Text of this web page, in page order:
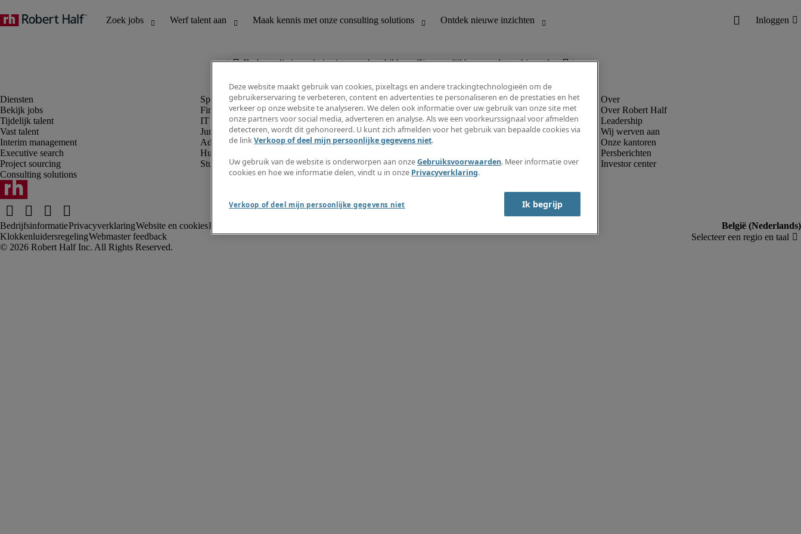
De baan die je zoekt is niet meer beschikbaar. Zie vergelijkbare resultaten hieronder.
Bekijk jobs
Tijdelijk talent
Vast talent
Interim management
Executive search
Project sourcing
Consulting solutions
Finance en boekhouding
IT en digital
Juridisch
Administratie en office support
Human resources
Student
Ontdek nieuwe inzichten
Jobomschrijvingen
Salarisgids
Timesheets
Maak een jobalert aan
Informatiecentrum
Over Robert Half
Leadership
Wij werven aan
Onze kantoren
Persberichten
Investor center
BedrijfsinformatiePrivacyverklaringWebsite en cookiesRekruteringsvoorwaarden
KlokkenluidersregelingWebmaster feedback
Deze website maakt gebruik van cookies, pixeltags en andere trackingtechnologieën om de
gebruikerservaring te verbeteren, content en advertenties te personaliseren en de prestaties en het
verkeer op onze website te analyseren. We delen ook informatie over uw gebruik van onze site met
onze partners voor social media, adverteren en analyse. Als we een voorkeurssignaal voor afmelden
detecteren, wordt dit gehonoreerd. U kunt zich afmelden voor het gebruik van bepaalde cookies via
de linkVerkoop of deel mijn persoonlijke gegevens niet.
Uw gebruik van de website is onderworpen aan onzeGebruiksvoorwaarden. Meer informatie over
cookies en hoe we informatie delen, vindt u in onze Privacyverklaring.
Verkoop of deel mijn persoonlijke gegevens niet Ik begrijp